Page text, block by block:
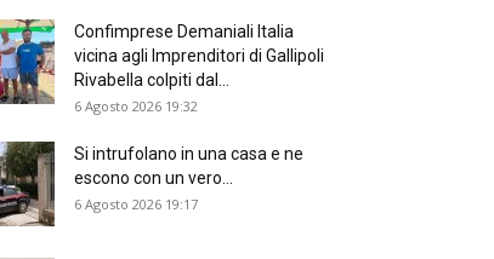
Confimprese Demaniali Italia
vicina agli Imprenditori di Gallipoli
Rivabella colpiti dal...
6 Agosto 2026 19:32
Si intrufolano in una casa e ne
escono con un vero...
6 Agosto 2026 19:17